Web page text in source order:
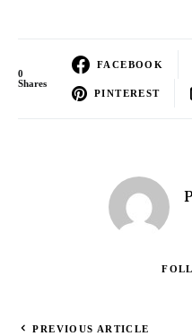
0
Shares
FACEBOOK
PINTEREST
PREVIOUS ARTICLE